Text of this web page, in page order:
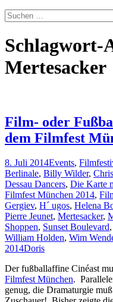
Suchen
nach:
Schlagwort-
Mertesacker
Film- oder
dem Filmfest
8. Juli 2014Events,
Berlinale, Billy Wilder,
Dessau Dancers, Die Karte
Filmfest München 2014,
Gergiev, H´ ugos, Helena
Pierre Jeunet, Mertesacker,
Shoppen, Sunset Boulevard,
William Holden, Wim
2014Doris
Der fußballaffine Cinéast
Filmfest München.
genug, die Dramaturgie